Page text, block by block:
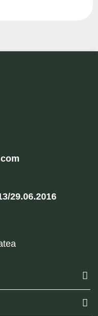
29.06.2016